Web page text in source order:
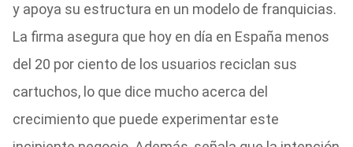
y apoya su estructura en un modelo de franquicias.
La firma asegura que hoy en día en España menos
del 20 por ciento de los usuarios reciclan sus
cartuchos, lo que dice mucho acerca del
crecimiento que puede experimentar este